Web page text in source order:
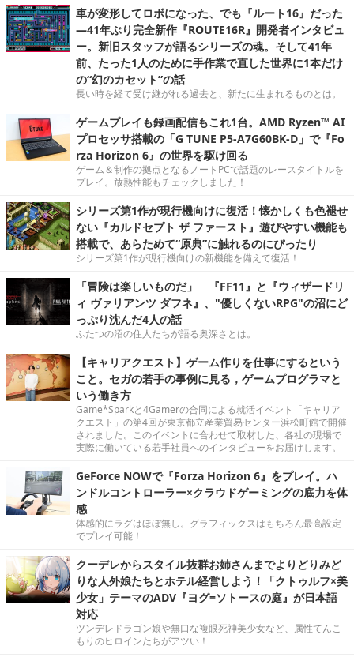
車が変形してロボになった、でも『ルート16』だった
―41年ぶり完全新作『ROUTE16R』開発者インタビュ
ー。新旧スタッフが語るシリーズの魂。そして41年
前、たった1人のために手作業で直した世界に1本だけ
の“幻のカセット”の話
長い時を経て受け継がれる過去と、新たに生まれるものとは。
ゲームプレイも録画配信もこれ1台。AMD Ryzen™ AI
プロセッサ搭載の「G TUNE P5-A7G60BK-D」で『Fo
rza Horizon 6』の世界を駆け回る
ゲーム＆制作の拠点となるノートPCで話題のレースタイトルを
プレイ。放熱性能もチェックしました！
シリーズ第1作が現行機向けに復活！懐かしくも色褪せ
ない『カルドセプト ザ ファースト』遊びやすい機能も
搭載で、あらためて“原典”に触れるのにぴったり
シリーズ第1作が現行機向けの新機能を備えて復活！
「冒険は楽しいものだ」 ─『FF11』と『ウィザードリ
ィ ヴァリアンツ ダフネ』、"優しくないRPG"の沼にど
っぷり沈んだ4人の話
ふたつの沼の住人たちが語る奥深さとは。
【キャリアクエスト】ゲーム作りを仕事にするという
こと。セガの若手の事例に見る，ゲームプログラマと
いう働き方
Game*Sparkと4Gamerの合同による就活イベント「キャリア
クエスト」の第4回が東京都立産業貿易センター浜松町館で開催
されました。このイベントに合わせて取材した、各社の現場で
実際に働いている若手社員へのインタビューをお届けします。
GeForce NOWで『Forza Horizon 6』をプレイ。ハ
ンドルコントローラー×クラウドゲーミングの底力を体
感
体感的にラグはほぼ無し。グラフィックスはもちろん最高設定
でプレイ可能！
クーデレからスタイル抜群お姉さんまでよりどりみど
りな人外娘たちとホテル経営しよう！「クトゥルフ×美
少女」テーマのADV『ヨグ=ソトースの庭』が日本語
対応
ツンデレドラゴン娘や無口な複眼死神美少女など、属性てんこ
もりのヒロインたちがアツい！